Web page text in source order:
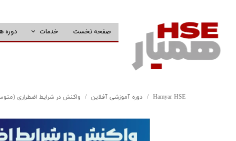
صفحه نخست خدمات دوره
Hamyar HSE دوره آموزشی آفلاین واکنش در شرایط اضطراری